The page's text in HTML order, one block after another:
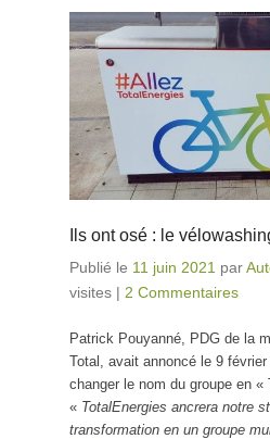
Ils ont osé : le
Publié le 11 juin 2021 par
visites | 2 Commentaires
Patrick Pouyanné, PDG de la
Total, avait annoncé le 9
changer le nom du groupe en «
« TotalEnergies ancrera notre
transformation en un groupe